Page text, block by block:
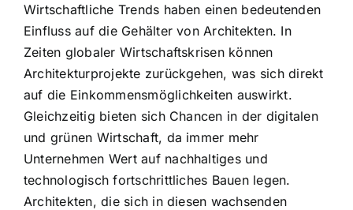
Wirtschaftliche Trends haben einen bedeutenden
Einfluss auf die Gehälter von Architekten. In
Zeiten globaler Wirtschaftskrisen können
Architekturprojekte zurückgehen, was sich direkt
auf die Einkommensmöglichkeiten auswirkt.
Gleichzeitig bieten sich Chancen in der digitalen
und grünen Wirtschaft, da immer mehr
Unternehmen Wert auf nachhaltiges und
technologisch fortschrittliches Bauen legen.
Architekten, die sich in diesen wachsenden